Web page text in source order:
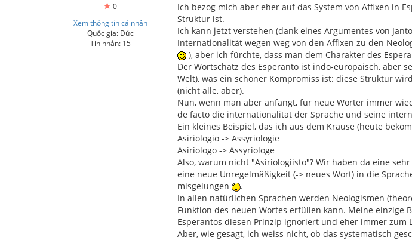
0
Xem thông tin cá nhân
Quốc gia: Đức
Tin nhắn: 15
Ich bezog mich aber eher auf das System von Affixen in
Struktur ist.
Ich kann jetzt verstehen (dank eines Argumentes von
Internationalität wegen weg von den Affixen zu den
), aber ich fürchte, dass man dem Charakter des
Der Wortschatz des Esperanto ist indo-europäisch,
Welt), was ein schöner Kompromiss ist: diese Struktur
(nicht alle, aber).
Nun, wenn man aber anfängt, für neue Wörter immer
de facto die internationalität der Sprache und seine
Ein kleines Beispiel, das ich aus dem Krause (heute
Asiriologio -> Assyriologie
Asiriologo -> Assyriologe
Also, warum nicht "Asiriologiisto"? Wir haben da eine
eine neue Unregelmäßigkeit (-> neues Wort) in die
misgelungen
.
In allen natürlichen Sprachen werden Neologismen
Funktion des neuen Wortes erfüllen kann. Meine einzige
Esperantos diesen Prinzip ignoriert und eher immer zum
Aber, wie gesagt, ich weiss nicht, ob das systematisch